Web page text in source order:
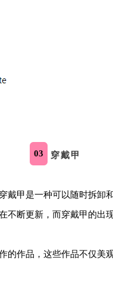
03 穿戴甲
戴甲是一种可以随时拆
断更新，而穿戴甲的出
的作品，这些作品不仅美